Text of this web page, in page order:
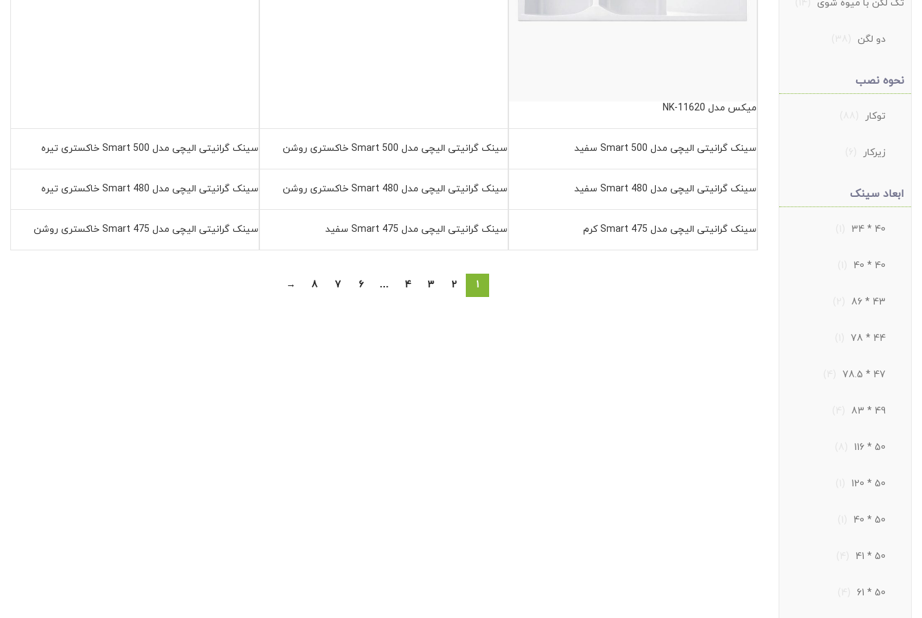
تک لگن با میوه شوی
دو لگن
نحوه نصب
توکار
زیرکار
ابعاد سینک
40 * 34
40 * 40
43 * 86
44 * 78
47 * 78.5
49 * 83
50 * 116
50 * 120
50 * 40
50 * 41
50 * 61
میکس مدل NK-11620
سینک گرانیتی الیچی مدل 500 Smart سفید سینک گرانیتی الیچی مدل 500 Smart خاکستری روشن سینک گرانیتی الیچی مدل 500 Smart خاکستری تیره
سینک گرانیتی الیچی مدل 480 Smart سفید سینک گرانیتی الیچی مدل 480 Smart خاکستری روشن سینک گرانیتی الیچی مدل 480 Smart خاکستری تیره
سینک گرانیتی الیچی مدل 475 Smart کرم سینک گرانیتی الیچی مدل 475 Smart سفید سینک گرانیتی الیچی مدل 475 Smart خاکستری روشن
1
2
3
4
…
6
7
8
→